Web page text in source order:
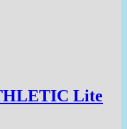
Lite